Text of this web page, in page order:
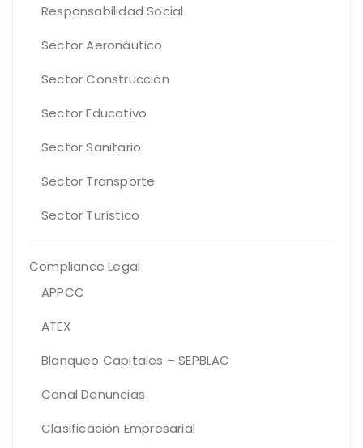
Responsabilidad Social
Sector Aeronáutico
Sector Construcción
Sector Educativo
Sector Sanitario
Sector Transporte
Sector Turístico
Compliance Legal
APPCC
ATEX
Blanqueo Capitales – SEPBLAC
Canal Denuncias
Clasificación Empresarial